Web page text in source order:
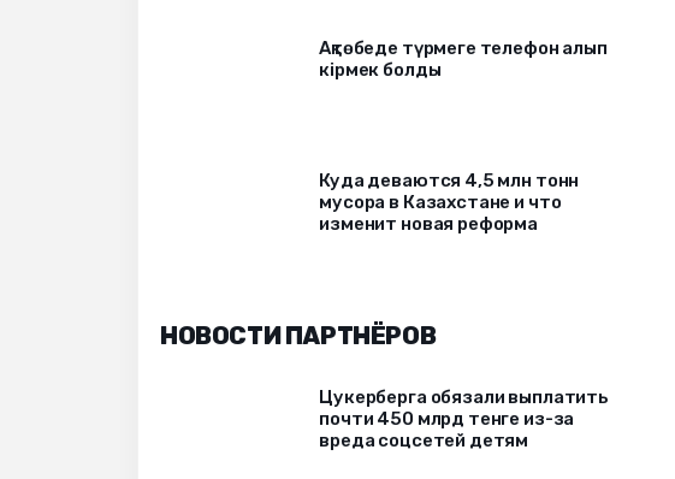
Ақтөбеде түрмеге телефон алып
кірмек болды
Куда деваются 4,5 млн тонн
мусора в Казахстане и что
изменит новая реформа
НОВОСТИ ПАРТНЁРОВ
Цукерберга обязали выплатить
почти 450 млрд тенге из-за
вреда соцсетей детям